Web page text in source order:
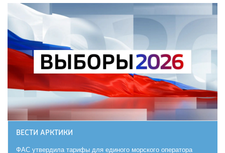
ВЕСТИ АРКТИКИ
ФАС утвердила тарифы для единого морского оператора